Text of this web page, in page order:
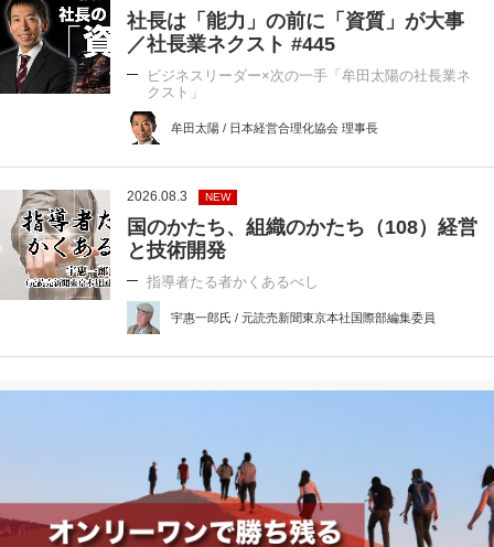
社長は「能力」の前に「資質」が大事
／社長業ネクスト #445
ビジネスリーダー×次の一手「牟田太陽の社長業ネ
クスト」
牟田太陽 / 日本経営合理化協会 理事長
2026.08.3 NEW
国のかたち、組織のかたち（108）経営
と技術開発
指導者たる者かくあるべし
宇惠一郎氏 / 元読売新聞東京本社国際部編集委員